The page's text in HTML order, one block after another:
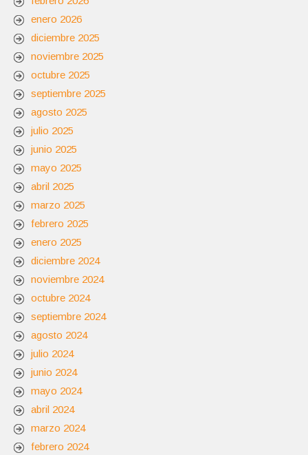
enero 2026
diciembre 2025
noviembre 2025
octubre 2025
septiembre 2025
agosto 2025
julio 2025
junio 2025
mayo 2025
abril 2025
marzo 2025
febrero 2025
enero 2025
diciembre 2024
noviembre 2024
octubre 2024
septiembre 2024
agosto 2024
julio 2024
junio 2024
mayo 2024
abril 2024
marzo 2024
febrero 2024